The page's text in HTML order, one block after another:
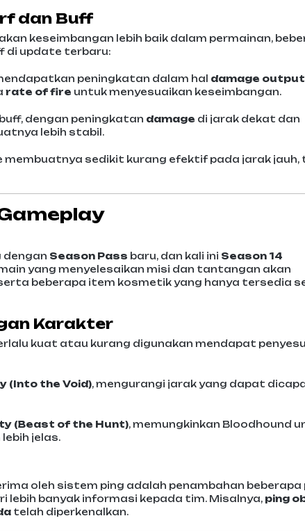
dan Buff
keseimbangan lebih baik dalam permainan,
di update terbaru:
peningkatan dalam hal damage output
rate of fire untuk menyesuaikan keseimbangan.
dengan peningkatan damage di jarak dekat dan
lebih stabil.
membuatnya sedikit kurang efektif pada jarak
Season Pass baru, dan kali ini Season 14
yang menyelesaikan misi dan tantangan akan
beberapa item kosmetik yang hanya tersedia
Karakter
kuat atau kurang digunakan mendapat
(Into the Void), mengurangi jarak yang dapat
(Beast of the Hunt), memungkinkan Bloodhound
jelas.
oleh sistem ping adalah penambahan beberapa
lebih banyak informasi kepada tim. Misalnya, ping
telah diperkenalkan.